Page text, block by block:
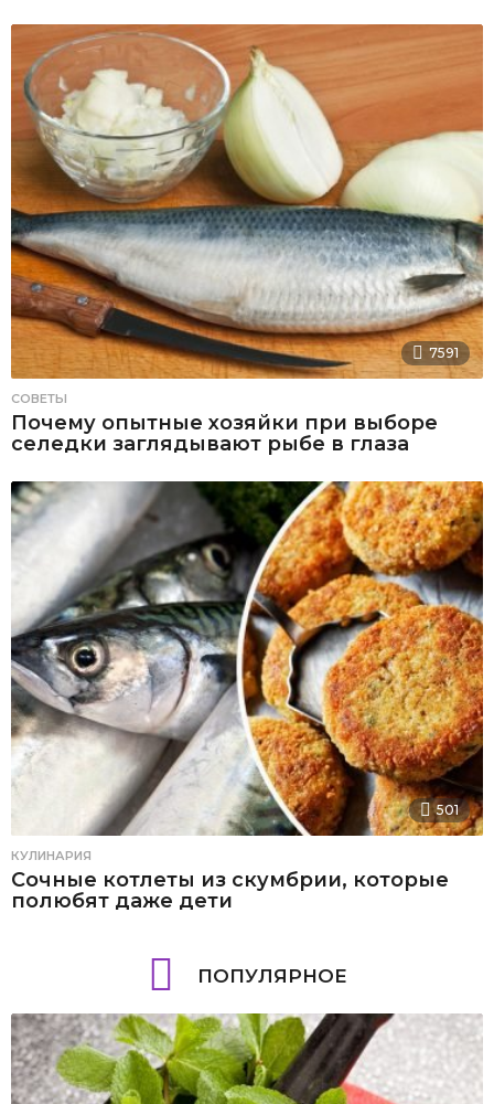
7591
СОВЕТЫ
Почему опытные хозяйки при выборе
селедки заглядывают рыбе в глаза
501
КУЛИНАРИЯ
Сочные котлеты из скумбрии, которые
полюбят даже дети
ПОПУЛЯРНОЕ